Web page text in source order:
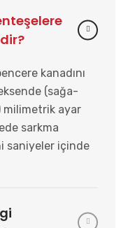
kanadını
(sağa-
milimetrik ayar
sarkma
saniyeler içinde